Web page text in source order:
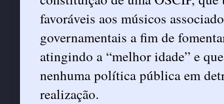
favoráveis aos músicos
governamentais a fim de
atingindo a “melhor idade” e
nenhuma política pública em
realização.